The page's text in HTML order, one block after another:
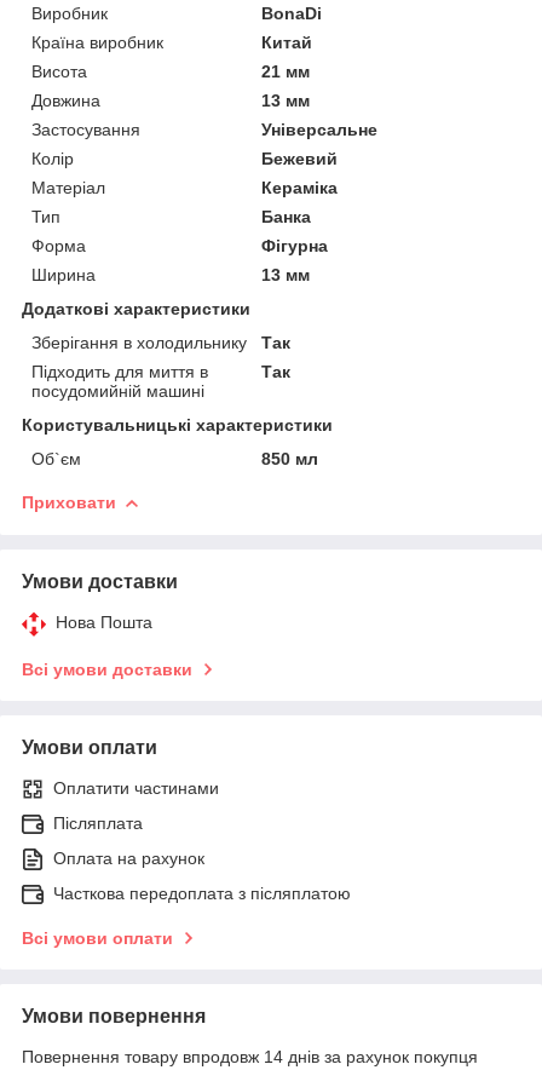
Виробник
BonaDi
Країна виробник
Китай
Висота
21 мм
Довжина
13 мм
Застосування
Універсальне
Колір
Бежевий
Матеріал
Кераміка
Тип
Банка
Форма
Фігурна
Ширина
13 мм
Додаткові характеристики
Зберігання в холодильнику
Так
Підходить для миття в
посудомийній машині
Так
Користувальницькі характеристики
Об`єм
850 мл
Приховати
Умови доставки
Нова Пошта
Всі умови доставки
Умови оплати
Оплатити частинами
Післяплата
Оплата на рахунок
Часткова передоплата з післяплатою
Всі умови оплати
Умови повернення
Повернення товару впродовж 14 днів за рахунок покупця